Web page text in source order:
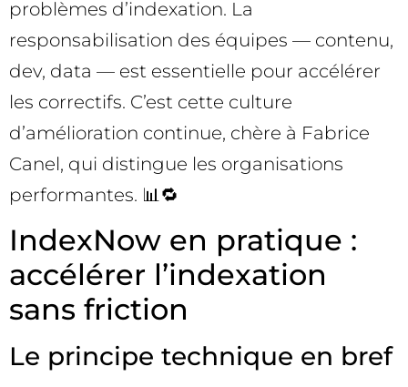
problèmes d’indexation. La
responsabilisation des équipes — contenu,
dev, data — est essentielle pour accélérer
les correctifs. C’est cette culture
d’amélioration continue, chère à Fabrice
Canel, qui distingue les organisations
performantes. 📊🔁
IndexNow en pratique :
accélérer l’indexation
sans friction
Le principe technique en bref